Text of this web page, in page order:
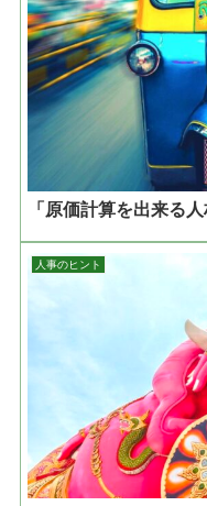
「原価計算を出来る
人事のヒント